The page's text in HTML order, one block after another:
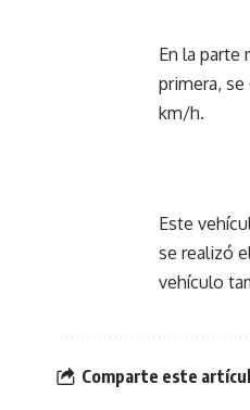
En la parte
primera,
km/h.
Este
se realizó
vehículo
Comparte este